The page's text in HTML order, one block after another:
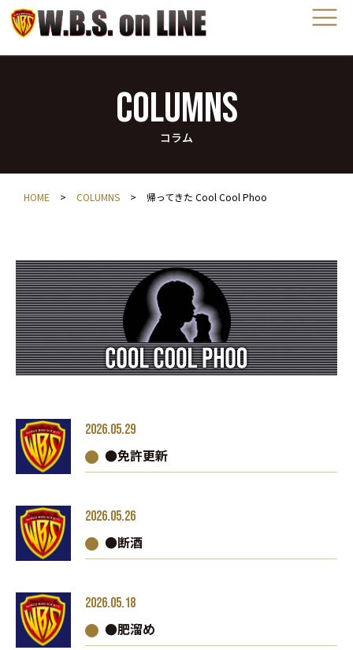
COLUMNS
コラム
HOME > COLUMNS > 帰ってきた Cool Cool Phoo
2026.05.29
●免許更新
2026.05.26
●断酒
2026.05.18
●肥溜め